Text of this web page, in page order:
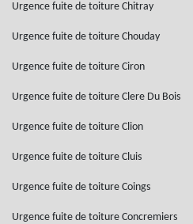
Urgence fuite de toiture Chitray
Urgence fuite de toiture Chouday
Urgence fuite de toiture Ciron
Urgence fuite de toiture Clere Du Bois
Urgence fuite de toiture Clion
Urgence fuite de toiture Cluis
Urgence fuite de toiture Coings
Urgence fuite de toiture Concremiers